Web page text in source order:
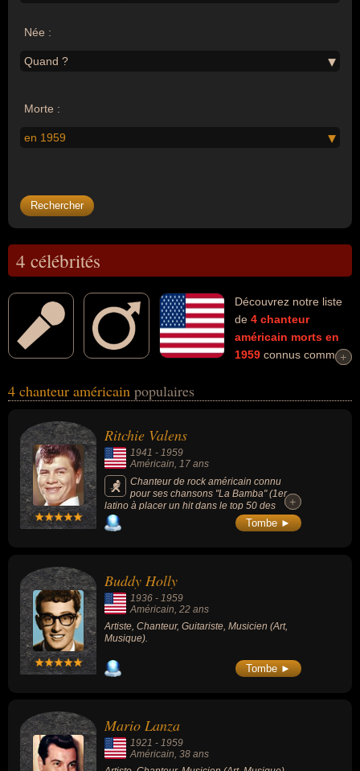
Née :
Quand ?
Morte :
en 1959
4 célébrités
Découvrez notre liste
de 4 chanteur
américain morts en
1959 connus comme
Bopper... Ces personnalités (de sexe masculin) peuvent avoir des
célébrités peuvent également avoir été artiste, chanteur de rock,
guitariste, guitariste de rock ou musicien.
+
+
4 chanteur américain populaires
Ritchie Valens
1941 - 1959
Américain, 17 ans
Chanteur de rock américain connu
pour ses chansons "La Bamba" (1er
latino à placer un hit dans le top 50 des
ventes de disques aux États-Unis), « Come
On Let's Go » (1958) et « Donna » (1958).
+
+
Tombe ►
Buddy Holly
1936 - 1959
Américain , 22 ans
Artiste, Chanteur, Guitariste, Musicien (Art,
Musique).
Tombe ►
Mario Lanza
1921 - 1959
Américain, 38 ans